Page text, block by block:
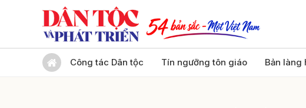
Công tác Dân tộc Tín ngưỡng tôn giáo Bản làng
Gửi bình